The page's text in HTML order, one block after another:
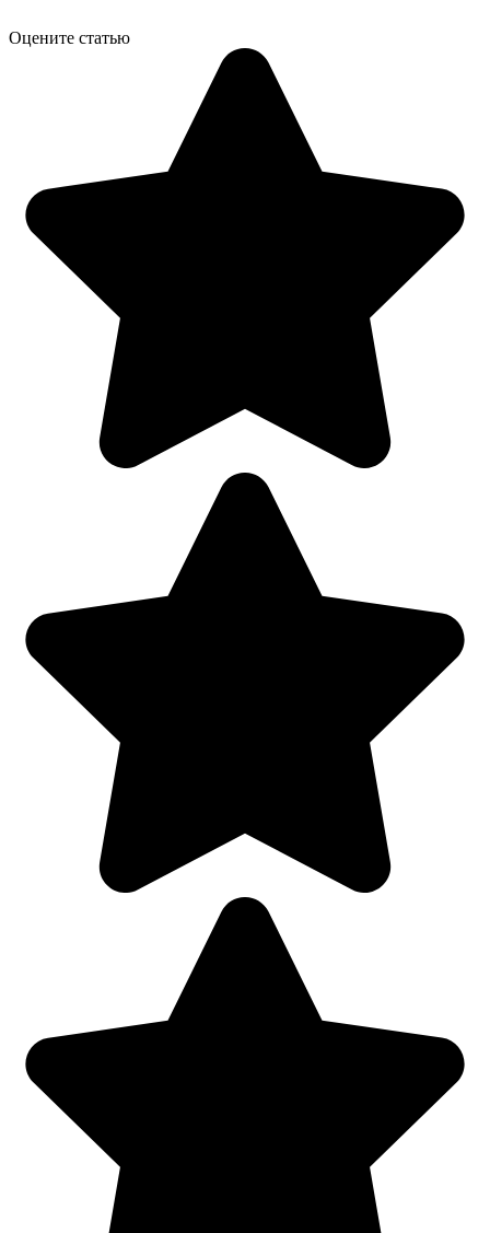
Оцените статью